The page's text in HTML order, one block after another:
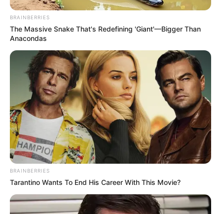
BRAINBERRIES
The Massive Snake That's Redefining 'Giant'—Bigger Than
Anacondas
BRAINBERRIES
Tarantino Wants To End His Career With This Movie?